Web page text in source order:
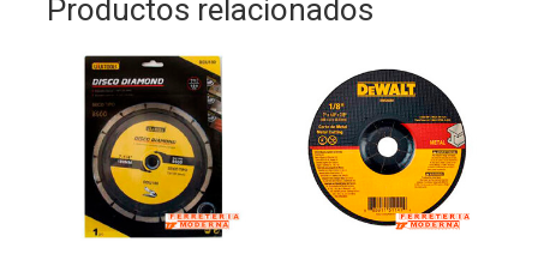
Productos relacionados